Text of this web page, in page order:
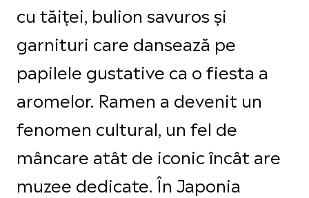
cu tăiței, bulion savuros și
garnituri care dansează pe
papilele gustative ca o fiesta a
aromelor. Ramen a devenit un
fenomen cultural, un fel de
mâncare atât de iconic încât are
muzee dedicate. În Japonia